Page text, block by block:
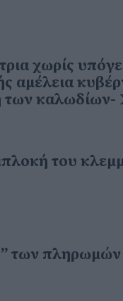
χωρίς
αμέλεια
των καλωδίων-
του
των